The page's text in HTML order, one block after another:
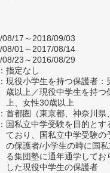
08/17～2018/09/03
08/01～2017/08/14
08/23～2016/08/29
指定なし
現役小学生を持つ保護者：
歳以上／現役中学生を持つ
上、女性30歳以上
首都圏（東京都、神奈川県
国私立中学受験を目的とす
ており、国私立中学受験の
の保護者/小学生の時に国
る集団塾に通年通学してお
した現役中学生の保護者